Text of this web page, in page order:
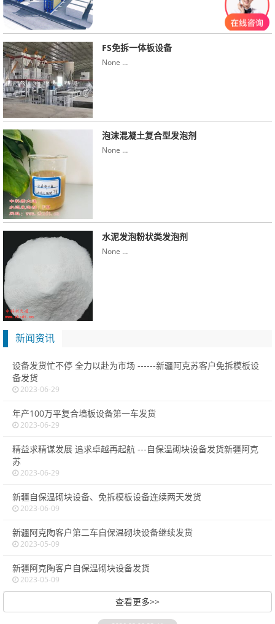
FS免拆一体板设备
None …
泡沫混凝土复合型发泡剂
None …
水泥发泡粉状类发泡剂
None …
新闻资讯
设备发货忙不停 全力以赴为市场 ------新疆阿克苏客户免拆模板设
备发货
2023-06-29
年产100万平复合墙板设备第一车发货
2023-06-29
精益求精谋发展 追求卓越再起航 ---自保温砌块设备发货新疆阿克
苏
2023-06-29
新疆自保温砌块设备、免拆模板设备连续两天发货
2023-06-09
新疆阿克陶客户第二车自保温砌块设备继续发货
2023-05-09
新疆阿克陶客户自保温砌块设备发货
2023-05-09
查看更多>>